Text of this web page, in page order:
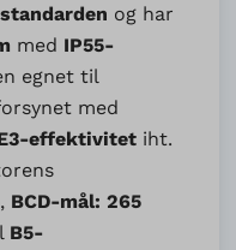
og har
med IP55-
egnet til
med
effektivitet iht.
, BCD-mål: 265
B5-